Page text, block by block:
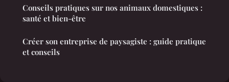
Conseils pratiques sur nos animaux domestiques :
santé et bien-être
Créer son entreprise de paysagiste : guide pratique
et conseils